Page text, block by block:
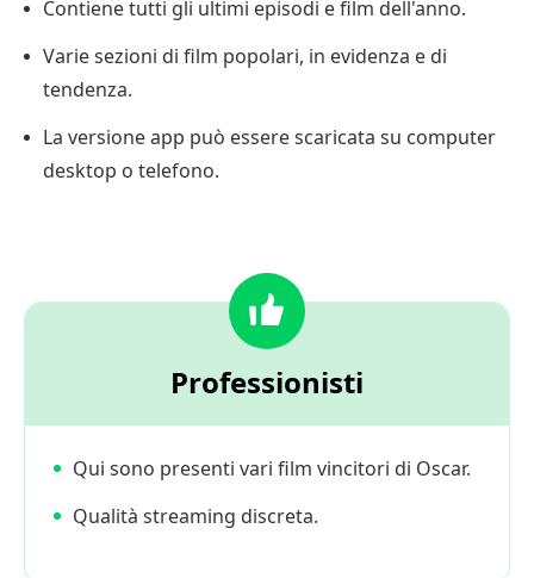
Contiene tutti gli ultimi episodi e film dell'anno.
Varie sezioni di film popolari, in evidenza e di
tendenza.
La versione app può essere scaricata su computer
desktop o telefono.
Professionisti
Qui sono presenti vari film vincitori di Oscar.
Qualità streaming discreta.